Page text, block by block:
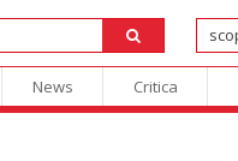
News Critica